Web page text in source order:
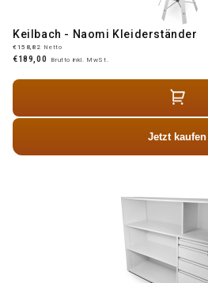
Keilbach - Naomi Kleiderständer
€158,82 Netto
€189,00 Brutto inkl. MwSt.
Jetzt kaufen